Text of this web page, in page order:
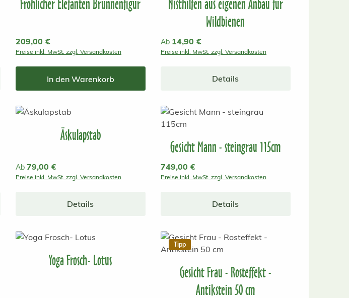
Fröhlicher Elefanten Brunnenfigur
Regulärer Preis:
209,00 €
Preise inkl. MwSt. zzgl. Versandkosten
In den Warenkorb
Nisthilfen aus eigenen Anbau für
Wildbienen
Regulärer Preis:
Ab 14,90 €
Preise inkl. MwSt. zzgl. Versandkosten
Details
Äskulapstab
Regulärer Preis:
Ab 79,00 €
Preise inkl. MwSt. zzgl. Versandkosten
Details
Gesicht Mann - steingrau 115cm
Regulärer Preis:
749,00 €
Preise inkl. MwSt. zzgl. Versandkosten
Details
Yoga Frosch- Lotus
Tipp
Gesicht Frau - Rosteffekt -
Antikstein 50 cm